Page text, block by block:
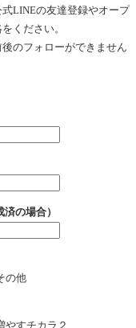
LINEの友達登録やオープ
ください。
のフォローができません
の場合）
の他
やすチカラ２